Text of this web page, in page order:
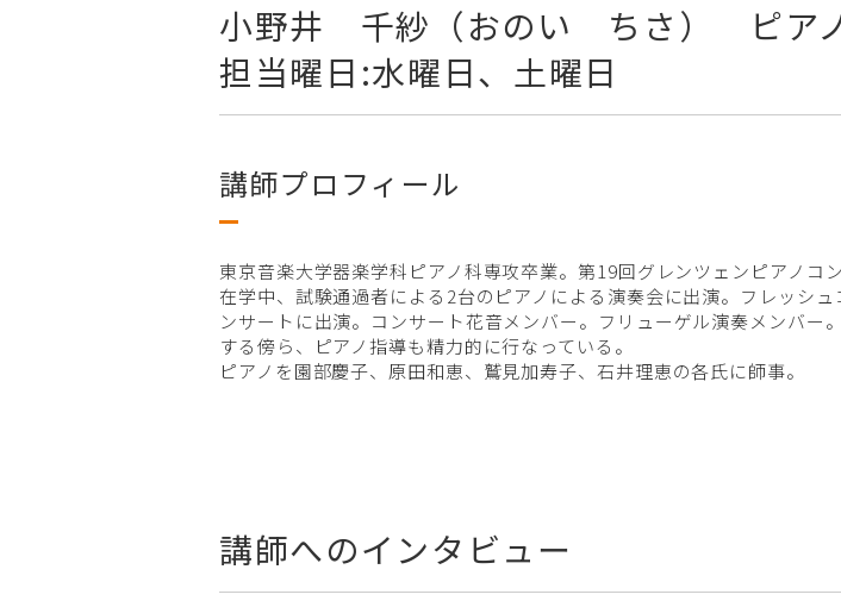
小野井 千紗（おのい ちさ） ピアノ
担当曜日:水曜日、土曜日
講師プロフィール
東京音楽大学器楽学科ピアノ科専攻卒業。第19回グレンツェンピアノコ
在学中、試験通過者による2台のピアノによる演奏会に出演。フレッシ
ンサートに出演。コンサート花音メンバー。フリューゲル演奏メンバ
する傍ら、ピアノ指導も精力的に行なっている。
ピアノを園部慶子、原田和恵、鷲見加寿子、石井理恵の各氏に師事。
講師へのインタビュー